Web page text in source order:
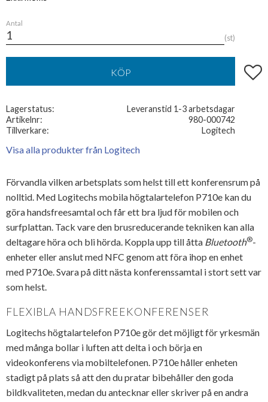
Antal
st
KÖP Lägg
Lagerstatus
Leveranstid 1-3 arbetsdagar
Artikelnr
980-000742
Tillverkare
Logitech
Visa alla produkter från Logitech
Förvandla vilken arbetsplats som helst till ett konferensrum på
nolltid. Med Logitechs mobila högtalartelefon P710e kan du
göra handsfreesamtal och får ett bra ljud för mobilen och
surfplattan. Tack vare den brusreducerande tekniken kan alla
deltagare höra och bli hörda. Koppla upp till åtta Bluetooth®-
enheter eller anslut med NFC genom att föra ihop en enhet
med P710e. Svara på ditt nästa konferenssamtal i stort sett var
som helst.
FLEXIBLA HANDSFREEKONFERENSER
Logitechs högtalartelefon P710e gör det möjligt för yrkesmän
med många bollar i luften att delta i och börja en
videokonferens via mobiltelefonen. P710e håller enheten
stadigt på plats så att den du pratar bibehåller den goda
bildkvaliteten, medan du antecknar eller skriver på en andra